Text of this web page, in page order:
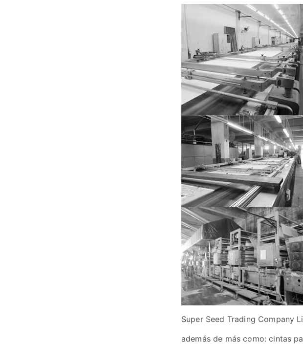
Super Seed Trading Company
además de más como: cintas